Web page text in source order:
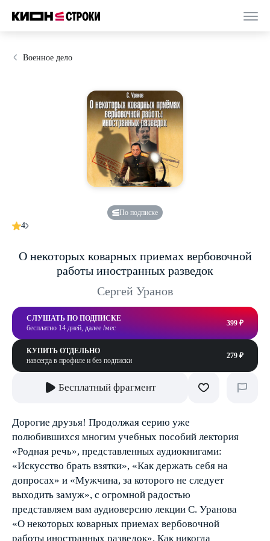
Военное дело
По подписке
4
О некоторых коварных приемах вербовочной
работы иностранных разведок
Сергей Уранов
СЛУШАТЬ ПО ПОДПИСКЕ
бесплатно 14 дней, далее /мес
399 ₽
КУПИТЬ ОТДЕЛЬНО
навсегда в профиле и без подписки
279 ₽
Бесплатный фрагмент
Дорогие друзья! Продолжая серию уже
полюбившихся многим учебных пособий лектория
«Родная речь», представленных аудиокнигами:
«Искусство брать взятки», «Как держать себя на
допросах» и «Мужчина, за которого не следует
выходить замуж», с огромной радостью
представляем вам аудиоверсию лекции С. Уранова
«О некоторых коварных приемах вербовочной
работы иностранных разведок». Как никогда